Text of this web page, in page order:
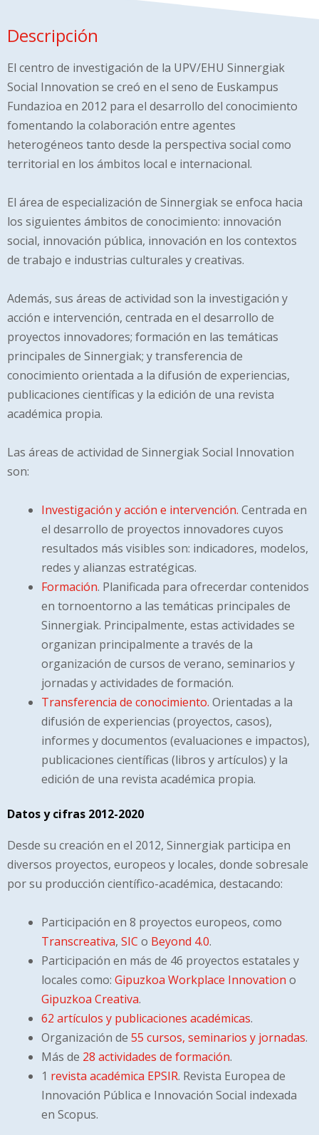
Descripción
El centro de investigación de la UPV/EHU Sinnergiak
Social Innovation se creó en el seno de Euskampus
Fundazioa en 2012 para el desarrollo del conocimiento
fomentando la colaboración entre agentes
heterogéneos tanto desde la perspectiva social como
territorial en los ámbitos local e internacional.
El área de especialización de Sinnergiak se enfoca hacia
los siguientes ámbitos de conocimiento: innovación
social, innovación pública, innovación en los contextos
de trabajo e industrias culturales y creativas.
Además, sus áreas de actividad son la investigación y
acción e intervención, centrada en el desarrollo de
proyectos innovadores; formación en las temáticas
principales de Sinnergiak; y transferencia de
conocimiento orientada a la difusión de experiencias,
publicaciones científicas y la edición de una revista
académica propia.
Las áreas de actividad de Sinnergiak Social Innovation
son:
Investigación y acción e intervención. Centrada en
el desarrollo de proyectos innovadores cuyos
resultados más visibles son: indicadores, modelos,
redes y alianzas estratégicas.
Formación. Planificada para ofrecerdar contenidos
en tornoentorno a las temáticas principales de
Sinnergiak. Principalmente, estas actividades se
organizan principalmente a través de la
organización de cursos de verano, seminarios y
jornadas y actividades de formación.
Transferencia de conocimiento. Orientadas a la
difusión de experiencias (proyectos, casos),
informes y documentos (evaluaciones e impactos),
publicaciones científicas (libros y artículos) y la
edición de una revista académica propia.
Datos y cifras 2012-2020
Desde su creación en el 2012, Sinnergiak participa en
diversos proyectos, europeos y locales, donde sobresale
por su producción científico-académica, destacando:
Participación en 8 proyectos europeos, como
Transcreativa, SIC o Beyond 4.0.
Participación en más de 46 proyectos estatales y
locales como: Gipuzkoa Workplace Innovation o
Gipuzkoa Creativa.
62 artículos y publicaciones académicas.
Organización de 55 cursos, seminarios y jornadas.
Más de 28 actividades de formación.
1 revista académica EPSIR. Revista Europea de
Innovación Pública e Innovación Social indexada
en Scopus.